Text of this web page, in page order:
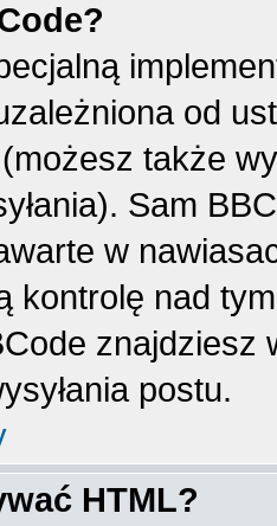
od
także
Sam
w
kontrolę nad
postu.
HTML?